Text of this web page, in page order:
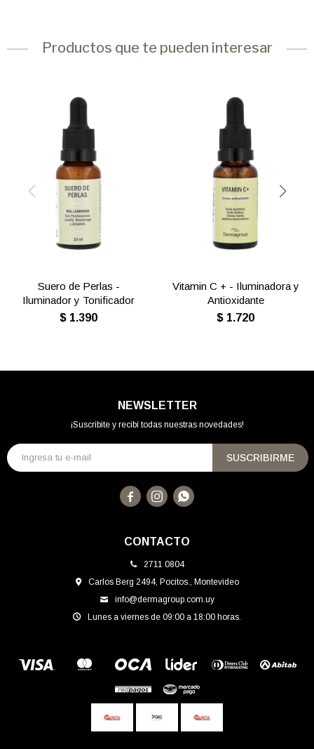
Productos que te pueden interesar
Suero de Perlas -
Iluminador y Tonificador
$ 1.390
Vitamin C + - Iluminadora y
Antioxidante
$ 1.720
CONTACTO
2711 0804
Carlos Berg 2494, Pocitos., Montevideo
info@dermagroup.com.uy
Lunes a viernes de 09:00 a 18:00 horas.
NEWSLETTER
¡Suscribite y recibí todas nuestras novedades!
SUSCRIBIRME
  